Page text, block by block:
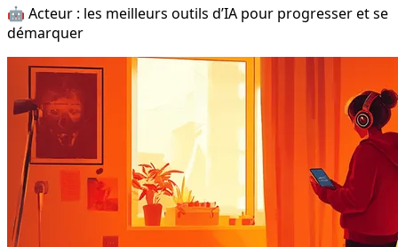
🤖 Acteur : les meilleurs outils d’IA pour progresser et se
démarquer